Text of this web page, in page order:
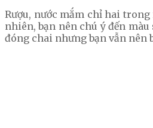
Rượu, nước mắm chỉ hai
nhiên, bạn nên chú ý đến
đóng chai nhưng bạn vẫn nên